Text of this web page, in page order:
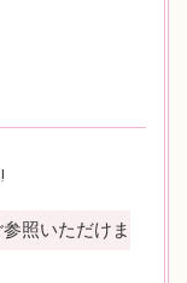
照いただけま